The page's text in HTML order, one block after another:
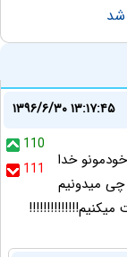
شد
۱۳۹۶/۶/۳۰ ۱۳:۱۷:۴۵
110
111
خدا
چی میدونیم
میکنیم!!!!!!!!!!!!!!